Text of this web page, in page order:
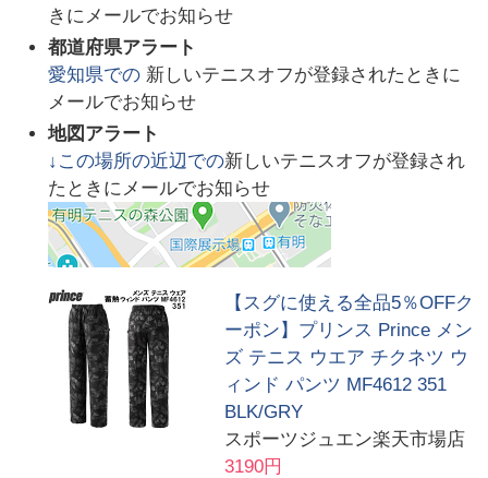
きにメールでお知らせ
都道府県アラート
愛知県での 新しいテニスオフが登録されたときに
メールでお知らせ
地図アラート
↓この場所の近辺での新しいテニスオフが登録され
たときにメールでお知らせ
【スグに使える全品5％OFFク
ーポン】プリンス Prince メン
ズ テニス ウエア チクネツ ウ
ィンド パンツ MF4612 351
BLK/GRY
スポーツジュエン楽天市場店
3190円